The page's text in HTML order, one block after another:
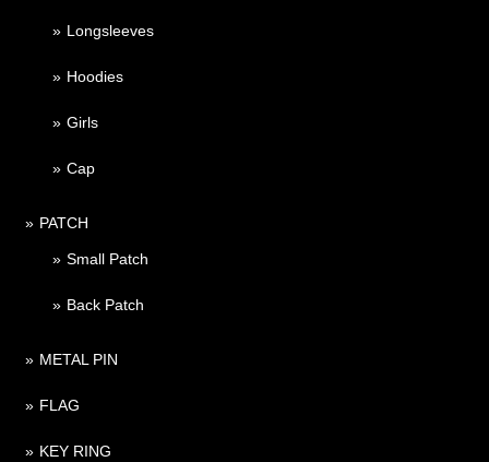
Longsleeves
Hoodies
Girls
Cap
PATCH
Small Patch
Back Patch
METAL PIN
FLAG
KEY RING